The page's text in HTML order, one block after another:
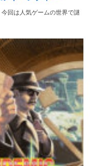
回は人気ゲームの世界で謎